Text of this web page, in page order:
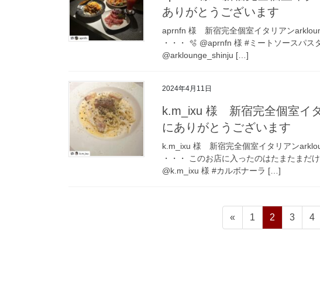
ありがとうございます
aprnfn 様 新宿完全個室イタリアン
・・・ 🫧 @aprnfn 様 #ミートソースパ
@arklounge_shinju […]
2024年4月11日
k.m_ixu 様 新宿完全個室イ
にありがとうございます
k.m_ixu 様 新宿完全個室イタリアン
・・・ このお店に入ったのはたまたまだ
@k.m_ixu 様 #カルボナーラ […]
«
ペ
ー
1
ペ
ー
2
ペ
ー
3
ペ
ー
4